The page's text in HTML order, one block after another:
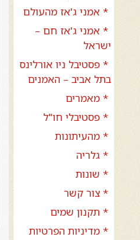
* אמני ג'אז מהעולם
* אמני ג'אז חם –
ישראל
* פסטיבל ניו אורלינס
בתל אביב – האמנים
* מאמרים
* פסטיבלי חו"ל
* מהעיתונות
* גלריה
* שונות
* צור קשר
* תקנון שמים
* מדיניות הפרטיות